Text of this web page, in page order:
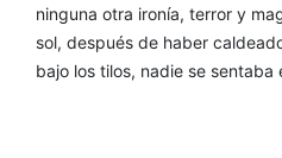
ninguna otra ironía, terror y
sol, después de haber
bajo los tilos, nadie se